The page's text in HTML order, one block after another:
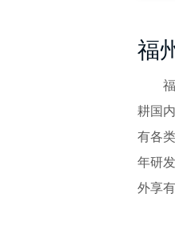
福
耕国
有各
年研
外享